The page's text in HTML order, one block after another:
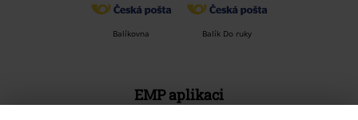
Balíkovna Balík Do ruky
EMP aplikaci